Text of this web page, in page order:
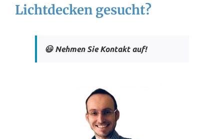
Lichtdecken gesucht?
😃 Nehmen Sie Kontakt auf!